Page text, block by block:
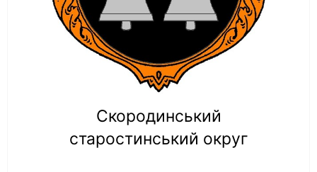
Скородинський
старостинський округ